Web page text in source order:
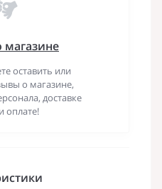
оставить или
о магазине,
доставке
оплате!